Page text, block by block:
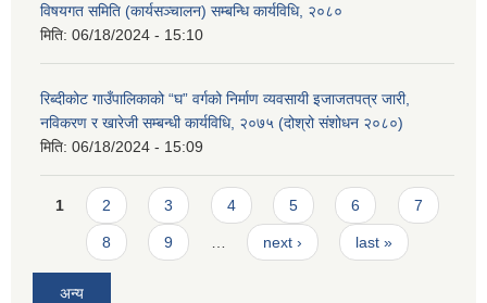
विषयगत समिति (कार्यसञ्चालन) सम्बन्धि कार्यविधि, २०८०
मिति: 06/18/2024 - 15:10
रिब्दीकोट गाउँपालिकाको “घ” वर्गको निर्माण व्यवसायी इजाजतपत्र जारी,
नविकरण र खारेजी सम्बन्धी कार्यविधि, २०७५ (दोश्रो संशोधन २०८०)
मिति: 06/18/2024 - 15:09
Pages
1 2 3 4 5 6 7
8 9 … next › last »
अन्य